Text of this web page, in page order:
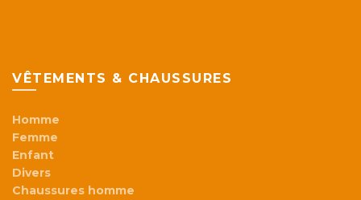
VÊTEMENTS & CHAUSSURES
Homme
Femme
Enfant
Divers
Chaussures homme